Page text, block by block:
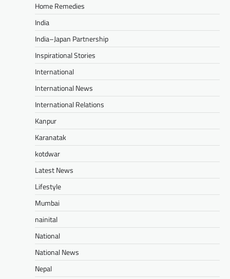
Home Remedies
India
India–Japan Partnership
Inspirational Stories
International
International News
International Relations
Kanpur
Karanatak
kotdwar
Latest News
Lifestyle
Mumbai
nainital
National
National News
Nepal